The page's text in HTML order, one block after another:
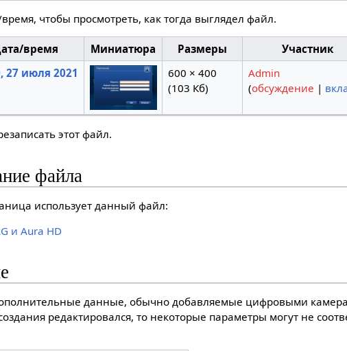
чтобы просмотреть, как тогда выглядел файл.
время Миниатюра Размеры Участник
27 июля 2021
600 × 400
(103 Кб)
Admin
(обсуждение |
этот файл.
файла
использует данный файл:
и Aura HD
данные, обычно добавляемые цифровыми
редактировался, то некоторые параметры могут не